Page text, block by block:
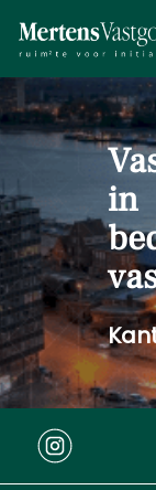
in